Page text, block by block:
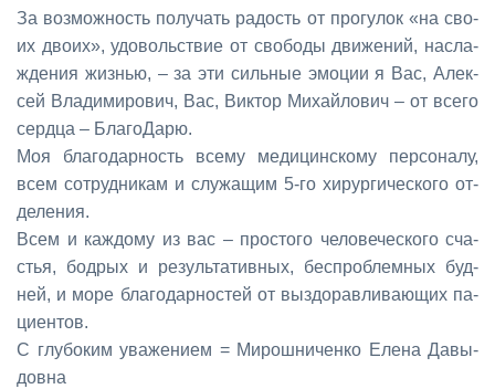
За воз­мож­ность по­лу­чать ра­дость от про­гу­лок «на сво­
их дво­их», удо­воль­ствие от сво­бо­ды дви­же­ний, на­сла­
жде­ния жиз­нью, – за эти силь­ные эмо­ции я Вас, Алек­
сей Вла­ди­ми­ро­вич, Вас, Вик­тор Ми­хай­ло­вич – от все­го
серд­ца – Бла­го­Да­рю.
Моя бла­го­дар­ность все­му ме­ди­цин­ско­му пер­со­на­лу,
всем со­труд­ни­кам и слу­жа­щим 5-го хи­рур­ги­че­ско­го от­
де­ле­ния.
Всем и каж­до­му из вас – про­сто­го че­ло­ве­че­ско­го сча­
стья, бод­рых и ре­зуль­та­тив­ных, бес­про­блем­ных буд­
ней, и мо­ре бла­го­дар­но­стей от вы­здо­рав­ли­ва­ю­щих па­
ци­ен­тов.
С глу­бо­ким ува­же­ни­ем = Ми­рош­ни­чен­ко Еле­на Да­вы­
дов­на